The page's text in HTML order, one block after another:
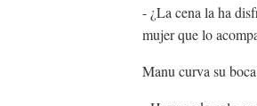
- ¿La cena la ha
mujer que lo
Manu curva su